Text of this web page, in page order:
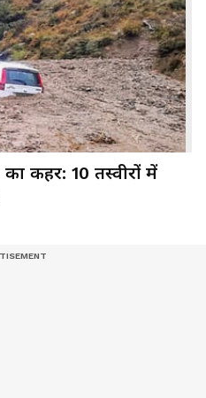
कहर: 10 तस्वीरों में